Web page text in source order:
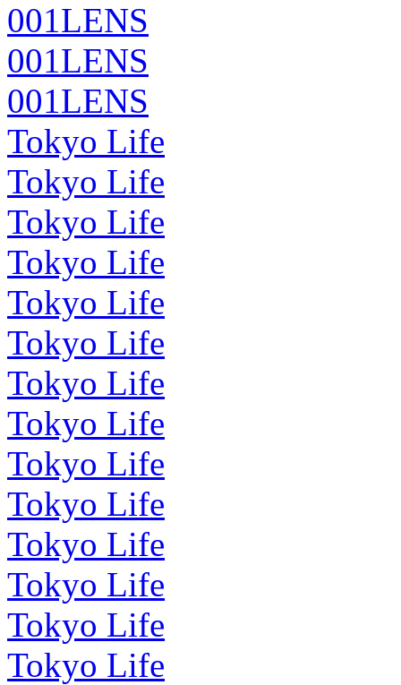
001LENS
001LENS
001LENS
Tokyo Life
Tokyo Life
Tokyo Life
Tokyo Life
Tokyo Life
Tokyo Life
Tokyo Life
Tokyo Life
Tokyo Life
Tokyo Life
Tokyo Life
Tokyo Life
Tokyo Life
Tokyo Life